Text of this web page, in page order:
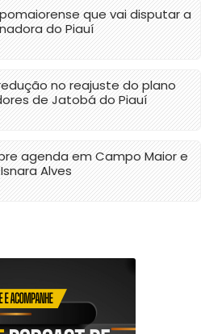
que vai disputar a
do Piauí
redução no reajuste do plano
de Jatobá do Piauí
agenda em Campo Maior e
Alves